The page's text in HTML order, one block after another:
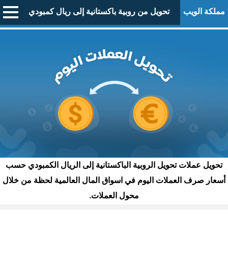
مملكة الويب تحويل من روبية باكستانية إلى ريال كمبودي
تحويل عملات تحويل الروبية الباكستانية إلى الريال الكمبودي حسب
أسعار صرف العملات اليوم في اسواق المال العالمية لحظة من خلال
محول العملات.